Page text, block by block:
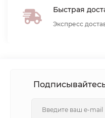
Быстрая
Экспресс